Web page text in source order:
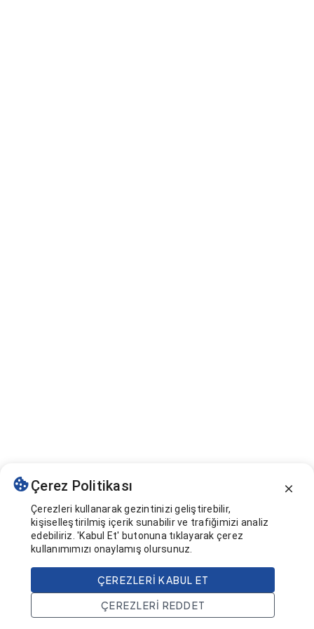
Çerez Politikası
Çerezleri kullanarak gezintinizi geliştirebilir,
kişiselleştirilmiş içerik sunabilir ve trafiğimizi analiz
edebiliriz. 'Kabul Et' butonuna tıklayarak çerez
kullanımımızı onaylamış olursunuz.
ÇEREZLERI KABUL ET
ÇEREZLERI REDDET